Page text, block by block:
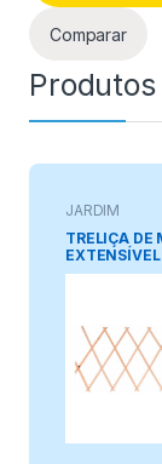
Comparar
JARDIM
TRELIÇA DE
cm